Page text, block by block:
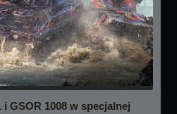
GSOR 1008 w specjalnej